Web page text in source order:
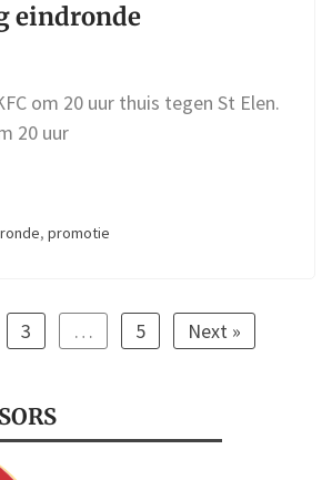
eindronde
om 20 uur thuis tegen St Elen.
20 uur
, promotie
3 … 5 Next »